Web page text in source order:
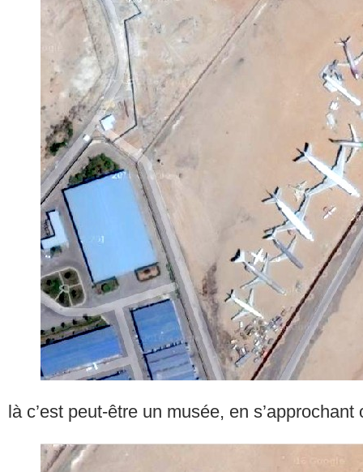
là c’est peut-être un musée, en